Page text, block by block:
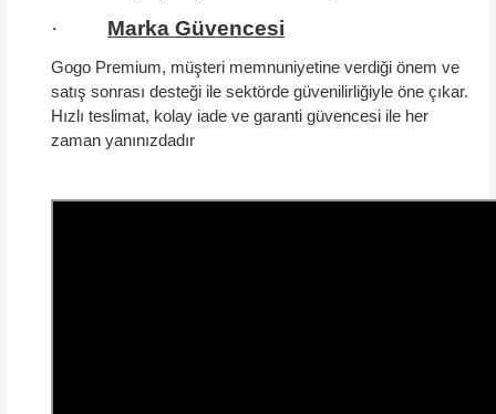
· Marka Güvencesi
Gogo Premium, müşteri memnuniyetine verdiği önem ve
satış sonrası desteği ile sektörde güvenilirliğiyle öne çıkar.
Hızlı teslimat, kolay iade ve garanti güvencesi ile her
zaman yanınızdadır